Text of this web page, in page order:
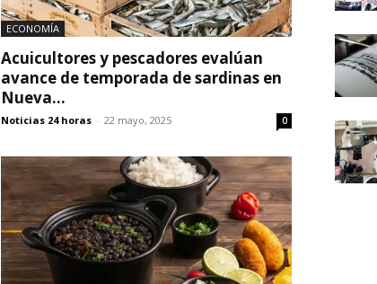
ECONOMÍA
Acuicultores y pescadores evalúan
avance de temporada de sardinas en
Nueva...
Noticias 24 horas - 22 mayo, 2025 0